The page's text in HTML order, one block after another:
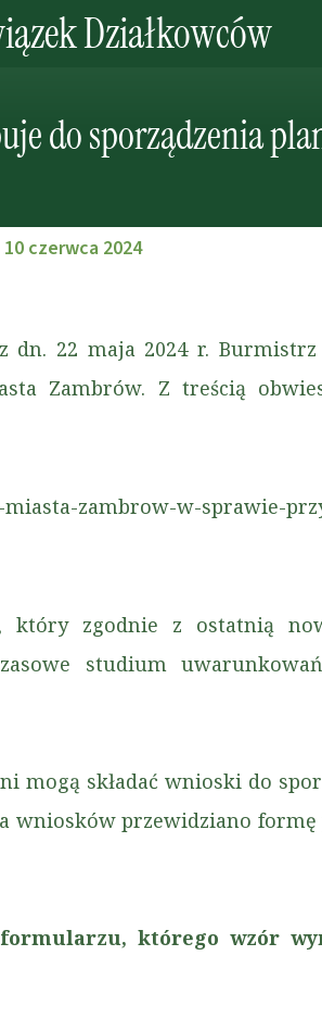
Działkowców
do sporządzenia
10 czerwca 2024
dn. 22 maja 2024 r.
Zambrów. Z treścią
zambrow-w-sprawie-
który zgodnie z ostatnią
studium
mogą składać wnioski do
wniosków przewidziano
formularzu, którego wzór